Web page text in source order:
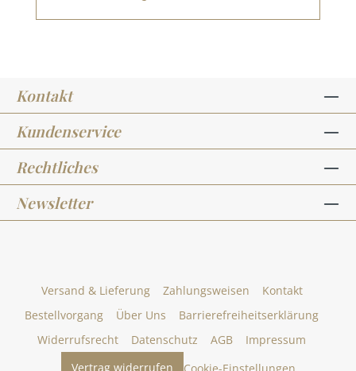
Kontakt
Kundenservice
Rechtliches
Newsletter
Versand & Lieferung Zahlungsweisen
Kontakt
Bestellvorgang
Über Uns
Barrierefreiheitserklärung
Widerrufsrecht
Datenschutz AGB
Impressum
Vertrag widerrufen
Cookie-Einstellungen